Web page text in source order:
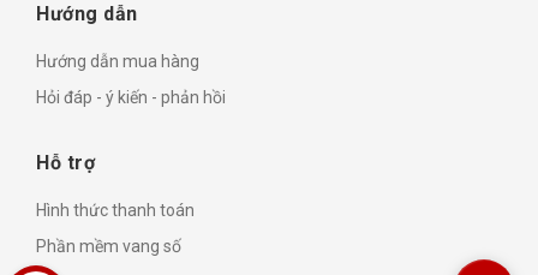
Hướng dẫn
Hướng dẫn mua hàng
Hỏi đáp - ý kiến - phản hồi
Hỗ trợ
Hình thức thanh toán
Phần mềm vang số